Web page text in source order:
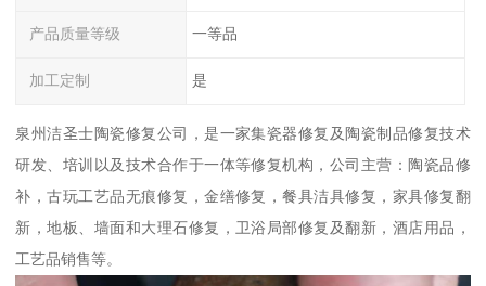
产品质量等级 一等品
加工定制 是
泉州洁圣士陶瓷修复公司，是一家集瓷器修复及陶瓷制品修复技术
研发、培训以及技术合作于一体等修复机构，公司主营：陶瓷品修
补，古玩工艺品无痕修复，金缮修复，餐具洁具修复，家具修复翻
新，地板、墙面和大理石修复，卫浴局部修复及翻新，酒店用品，
工艺品销售等。